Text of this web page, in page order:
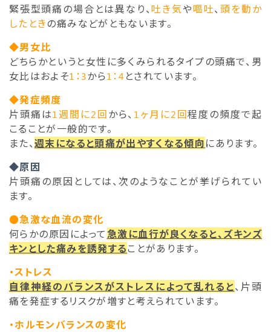
緊張型頭痛の場合とは異なり、吐き気や嘔吐、頭を動か
したときの痛みなどがともないます。
◆男女比
どちらかというと女性に多くみられるタイプの頭痛で、男
女比はおよそ1：3から1：4 とされています。
◆発症頻度
片頭痛は1週間に2回から、 1ヶ月に2回程度の頻度で起
こることが一般的です。
また、週末になると頭痛が出やすくなる傾向にあります。
◆原因
片頭痛の原因としては、次のようなことが挙げられてい
ます。
●急激な血流の変化
何らかの原因によって急激に血行が良くなると、ズキンズ
キンとした痛みを誘発することがあります。
・ストレス
自律神経のバランスがストレスによって乱れると、片頭
痛を発症するリスクが増すと考えられています。
・ホルモンバランスの変化